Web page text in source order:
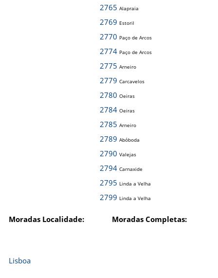
2765 Alapraia
2769 Estoril
2770 Paço de Arcos
2774 Paço de Arcos
2775 Arneiro
2779 Carcavelos
2780 Oeiras
2784 Oeiras
2785 Arneiro
2789 Abóboda
2790 Valejas
2794 Carnaxide
2795 Linda a Velha
2799 Linda a Velha
Moradas Localidade: Moradas Completas:
Lisboa